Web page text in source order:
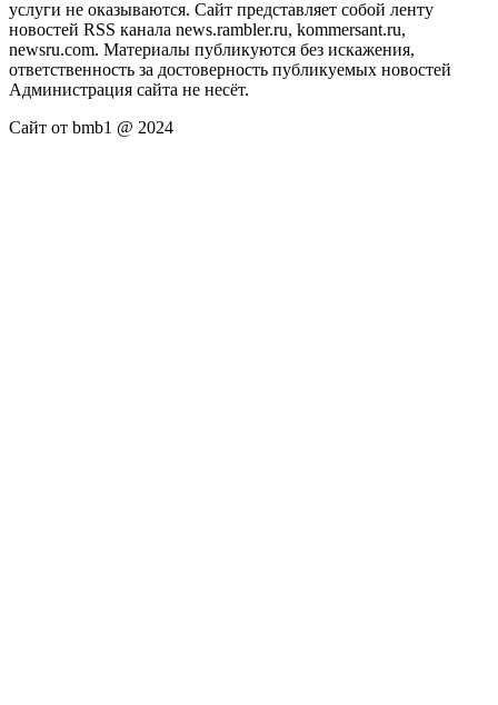
услуги не оказываются. Сайт представляет собой ленту
новостей RSS канала news.rambler.ru, kommersant.ru,
newsru.com. Материалы публикуются без искажения,
ответственность за достоверность публикуемых новостей
Администрация сайта не несёт.
Сайт от bmb1 @ 2024